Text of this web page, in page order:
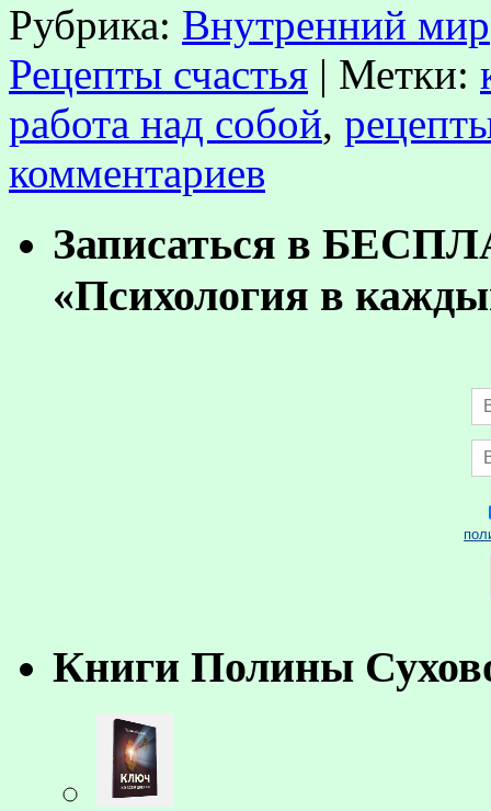
Рубрика: Внутренний мир
Рецепты счастья | Метки:
работа над собой,
комментариев
Записаться в
«Психология в
Книги Полины